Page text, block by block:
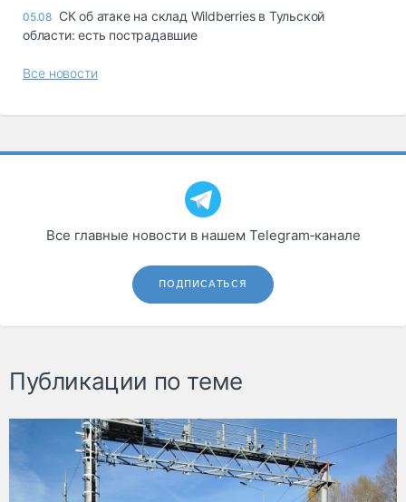
05.08 СК об атаке на склад Wildberries в Тульской
области: есть пострадавшие
Все новости
Все главные новости в нашем Telegram‑канале
ПОДПИСАТЬСЯ
Публикации по теме